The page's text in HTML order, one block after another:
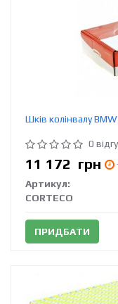
Шків колінвалу
0
11 172 грн
Артикул:
CORTECO
ПРИДБАТИ